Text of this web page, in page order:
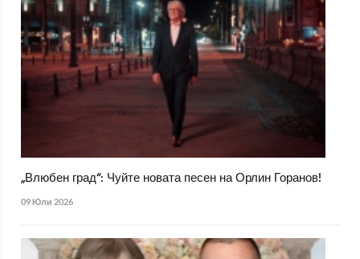
„Влюбен град“: Чуйте новата песен на Орлин Горанов!
09 Юли 2026